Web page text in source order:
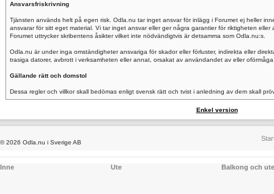
Ansvarsfriskrivning
Tjänsten används helt på egen risk. Odla.nu tar inget ansvar för inlägg i Forumet ej heller
ansvarar för sitt eget material. Vi tar inget ansvar eller ger några garantier för riktigheten eller
Forumet uttrycker skribentens åsikter vilket inte nödvändigtvis är detsamma som Odla.nu:s.
Odla.nu är under inga omständigheter ansvariga för skador eller förluster, indirekta eller
trasiga datorer, avbrott i verksamheten eller annat, orsakat av användandet av eller
Gällande rätt och domstol
Dessa regler och villkor skall bedömas enligt svensk rätt och tvist i anledning av dem skall
Enkel version
© 2026 Odla.nu i Sverige AB
Inne Ute Balkong och